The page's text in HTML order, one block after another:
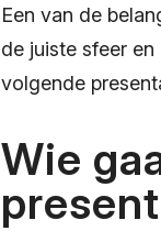
Een van de
de juiste sfeer
volgende
Wie